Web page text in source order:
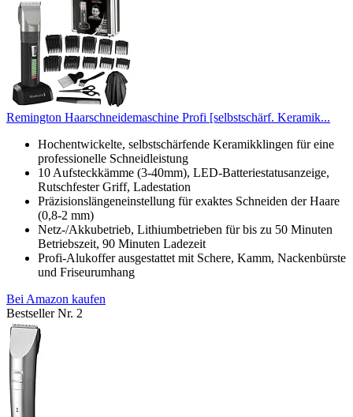
Remington Haarschneidemaschine Profi [selbstschärf. Keramik...
Hochentwickelte, selbstschärfende Keramikklingen für eine
professionelle Schneidleistung
10 Aufsteckkämme (3-40mm), LED-Batteriestatusanzeige,
Rutschfester Griff, Ladestation
Präzisionslängeneinstellung für exaktes Schneiden der Haare
(0,8-2 mm)
Netz-/Akkubetrieb, Lithiumbetrieben für bis zu 50 Minuten
Betriebszeit, 90 Minuten Ladezeit
Profi-Alukoffer ausgestattet mit Schere, Kamm, Nackenbürste
und Friseurumhang
Bei Amazon kaufen
Bestseller Nr. 2